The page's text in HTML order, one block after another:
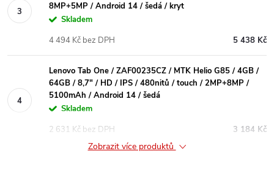
8MP+5MP / Android 14 / šedá / kryt
Skladem
5 438 Kč
4 494 Kč bez DPH
Lenovo Tab One / ZAF00235CZ / MTK Helio G85 / 4GB /
64GB / 8,7" / HD / IPS / 480nitů / touch / 2MP+8MP /
5100mAh / Android 14 / šedá
Skladem
3 184 Kč
2 631 Kč bez DPH
Zobrazit více produktů